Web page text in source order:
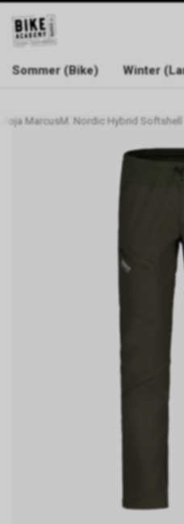
WELCOME
Sommer (Bike) Winter
MarcusM. Nordic Hybrid